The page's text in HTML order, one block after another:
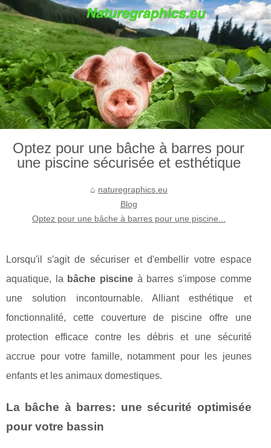
Optez pour une bâche à barres pour
une piscine sécurisée et esthétique
naturegraphics.eu
Blog
Optez pour une bâche à barres pour une piscine...
Lorsqu'il s'agit de sécuriser et d'embellir votre espace
aquatique, la bâche piscineà barres s'impose comme
une solution incontournable. Alliant esthétique et
fonctionnalité, cette couverture de piscine offre une
protection efficace contre les débris et une sécurité
accrue pour votre famille, notamment pour les jeunes
enfants et les animaux domestiques.
La bâche à barres: une sécurité optimisée
pour votre bassin